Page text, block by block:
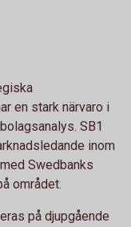
en stark närvaro i
SB1
inom
Swedbanks
området.
på djupgående